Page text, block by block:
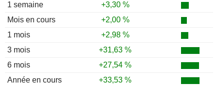
1 semaine
+3,30 %
Mois en cours
+2,00 %
1 mois
+2,98 %
3 mois
+31,63 %
6 mois
+27,54 %
Année en cours
+33,53 %